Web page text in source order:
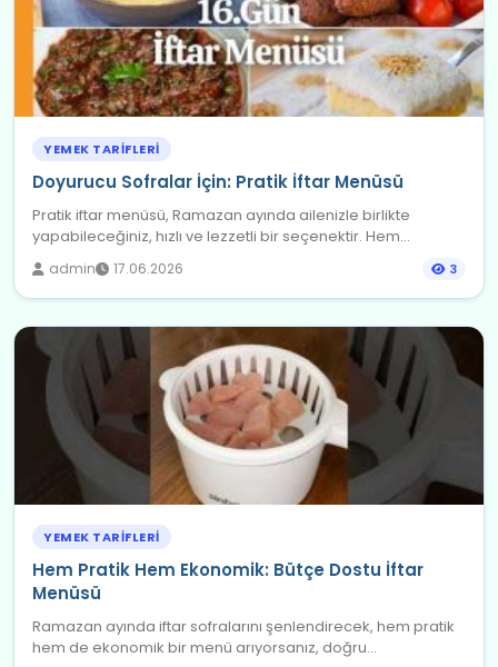
YEMEK TARIFLERI
Doyurucu Sofralar İçin: Pratik İftar Menüsü
Pratik iftar menüsü, Ramazan ayında ailenizle birlikte
yapabileceğiniz, hızlı ve lezzetli bir seçenektir. Hem...
admin 17.06.2026 3
YEMEK TARIFLERI
Hem Pratik Hem Ekonomik: Bütçe Dostu İftar
Menüsü
Ramazan ayında iftar sofralarını şenlendirecek, hem pratik
hem de ekonomik bir menü arıyorsanız, doğru...